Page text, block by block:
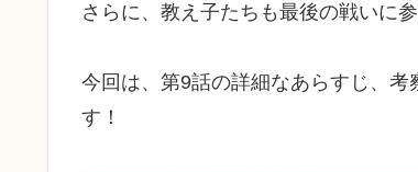
さらに、教え子たちも最後の戦いに
今回は、第9話の詳細なあらすじ、
す！